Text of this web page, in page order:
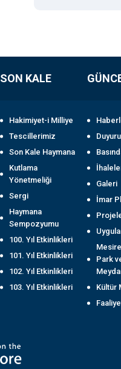
SON KALE
Hakimiyet-i Milliye
Tescillerimiz
Son Kale Haymana
Kutlama
Yönetmeliği
Sergi
Haymana
Sempozyumu
100. Yıl Etkinlikleri
101. Yıl Etkinlikleri
102. Yıl Etkinlikleri
103. Yıl Etkinlikleri
Galeri
İmar
Park
Kültür